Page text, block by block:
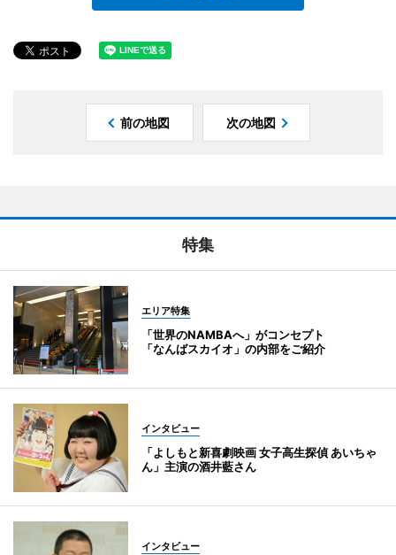
前の地図 次の地図
特集
エリア特集
「世界のNAMBAへ」がコンセプト
「なんばスカイオ」の内部をご紹介
インタビュー
「よしもと新喜劇映画 女子高生探偵 あいちゃ
ん」主演の酒井藍さん
インタビュー